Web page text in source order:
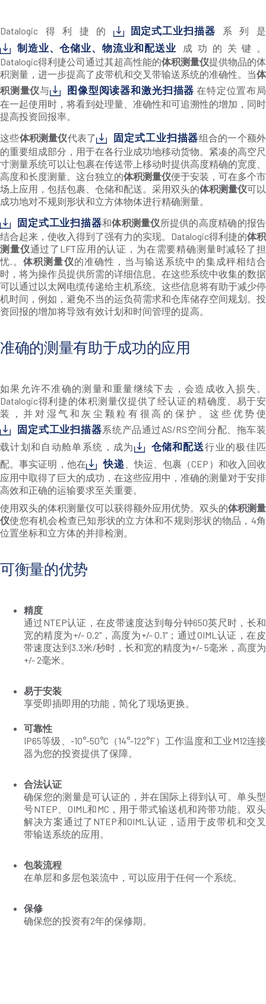
Datalogic得利捷的 固定式工业扫描器 系列是
制造业、仓储业、物流业和配送业 成功的关键。
Datalogic得利捷公司通过其超高性能的体积测量仪提供物品的体
积测量，进一步提高了皮带机和交叉带输送系统的准确性。当体
积测量仪与 图像型阅读器和激光扫描器 在特定位置布局
在一起使用时，将看到处理量、准确性和可追溯性的增加，同时
提高投资回报率。
这些体积测量仪代表了 固定式工业扫描器组合的一个额外
的重要组成部分，用于在各行业成功地移动货物。紧凑的高空尺
寸测量系统可以让包裹在传送带上移动时提供高度精确的宽度、
高度和长度测量。这台独立的体积测量仪便于安装，可在多个市
场上应用，包括包裹、仓储和配送。采用双头的体积测量仪可以
成功地对不规则形状和立方体物体进行精确测量。
固定式工业扫描器和体积测量仪 所提供的高度精确的报告
结合起来，使收入得到了强有力的实现。Datalogic得利捷的体积
测量仪通过了LFT应用的认证，为在需要精确测量时减轻了担
忧.。体积测量仪的准确性，当与输送系统中的集成秤相结合
时，将为操作员提供所需的详细信息。在这些系统中收集的数据
可以通过以太网电缆传递给主机系统。这些信息将有助于减少停
机时间，例如，避免不当的运负荷需求和仓库储存空间规划。投
资回报的增加将导致有效计划和时间管理的提高。
准确的测量有助于成功的应用
如果允许不准确的测量和重量继续下去，会造成收入损失。
Datalogic得利捷的体积测量仪提供了经认证的精确度、易于安
装，并对湿气和灰尘颗粒有很高的保护。这些优势使
固定式工业扫描器系统产品通过AS/RS空间分配、拖车装
载计划和自动舱单系统，成为
仓储和配送行业的极佳匹
配。事实证明，他在
快递 、快运、包裹（CEP）和收入回收
应用中取得了巨大的成功，在这些应用中，准确的测量对于安排
高效和正确的运输要求至关重要。
使用双头的体积测量仪可以获得额外应用优势。双头的体积测量
仪使您有机会检查已知形状的立方体和不规则形状的物品，4角
位置坐标和立方体的并排检测。
可衡量的优势
精度
通过NTEP认证，在皮带速度达到每分钟650英尺时，长和
宽的精度为+/- 0.2"，高度为+/- 0.1"；通过OIML认证，在皮
带速度达到3.3米/秒时，长和宽的精度为+/- 5毫米，高度为
+/- 2毫米。
易于安装
享受即插即用的功能，简化了现场更换。
可靠性
IP65等级、-10°-50°C（14°-122°F）工作温度和工业M12连接
器为您的投资提供了保障。
合法认证
确保您的测量是可认证的，并在国际上得到认可。单头型
号NTEP、OIML和MC，用于带式输送机和跨带功能。双头
解决方案通过了NTEP和OIML认证，适用于皮带机和交叉
带输送系统的应用。
包装流程
在单层和多层包装流中，可以应用于任何一个系统。
保修
确保您的投资有2年的保修期。